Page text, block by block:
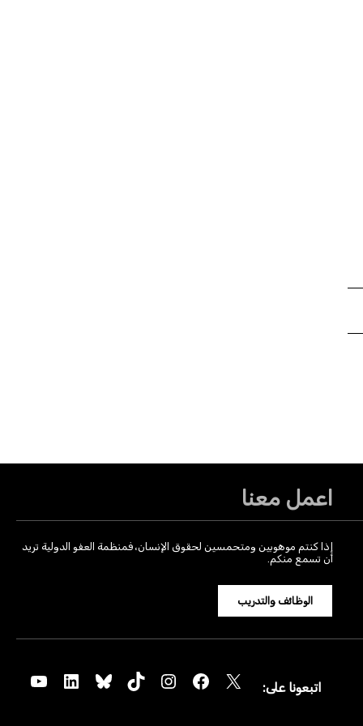
اعمل معنا
إذا كنتم موهوبين ومتحمسين لحقوق الإنسان، فمنظمة العفو الدولية تريد
أن تسمع منكم.
الوظائف والتدريب
اتبعونا على: X
Facebook
Instagram
TikTok
Bluesky
LinkedIn
YouTube